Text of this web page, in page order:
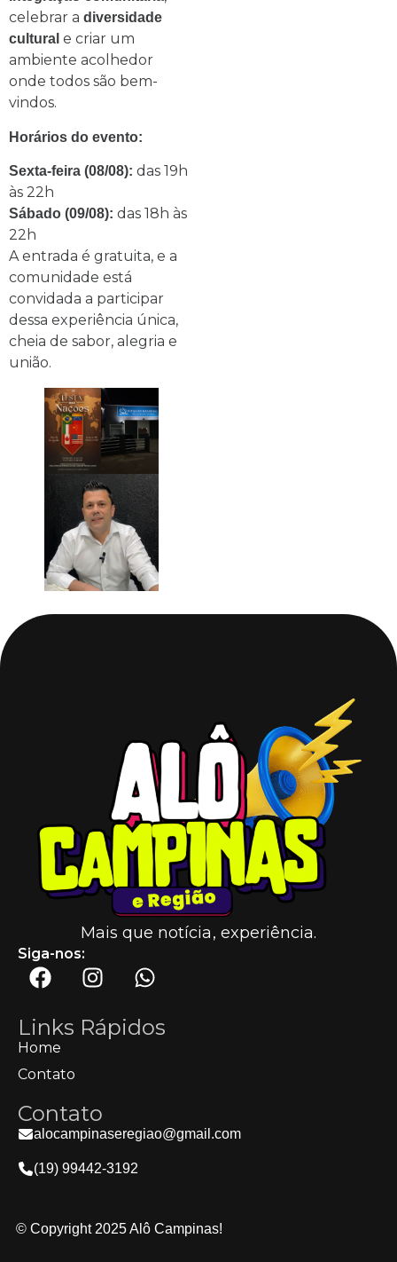
celebrar a diversidade
cultural e criar um
ambiente acolhedor
onde todos são bem-
vindos.
Horários do evento:
Sexta-feira (08/08): das 19h
às 22h
Sábado (09/08): das 18h às
22h
A entrada é gratuita, e a
comunidade está
convidada a participar
dessa experiência única,
cheia de sabor, alegria e
união.
Mais que notícia, experiência.
Siga-nos:
Links Rápidos
Home
Contato
Contato
alocampinaseregiao@gmail.com
(19) 99442-3192
© Copyright 2025 Alô Campinas!